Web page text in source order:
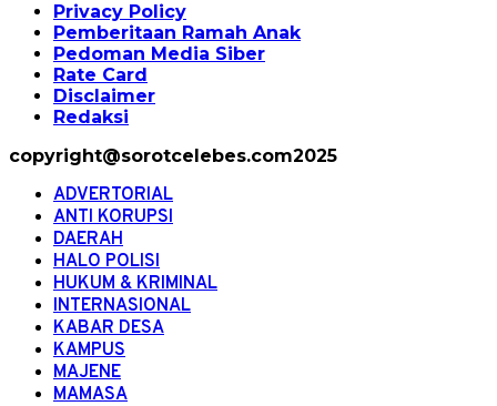
Privacy Policy
Pemberitaan Ramah Anak
Pedoman Media Siber
Rate Card
Disclaimer
Redaksi
copyright@sorotcelebes.com2025
ADVERTORIAL
ANTI KORUPSI
DAERAH
HALO POLISI
HUKUM & KRIMINAL
INTERNASIONAL
KABAR DESA
KAMPUS
MAJENE
MAMASA